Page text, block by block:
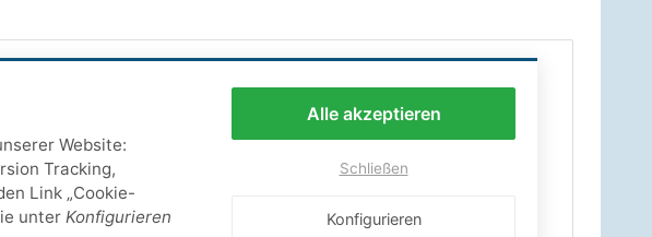
Website:
Tracking,
Link „Cookie-
unter Konfigurieren
Alle akzeptieren
Schließen
Konfigurieren